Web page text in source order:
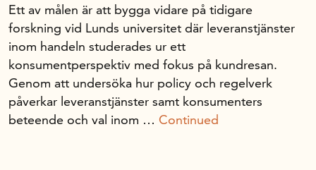
In English
Ett av målen är att bygga vidare på tidigare
forskning vid Lunds universitet där leveranstjänster
inom handeln studerades ur ett
konsumentperspektiv med fokus på kundresan.
Genom att undersöka hur policy och regelverk
påverkar leveranstjänster samt konsumenters
beteende och val inom … Continued